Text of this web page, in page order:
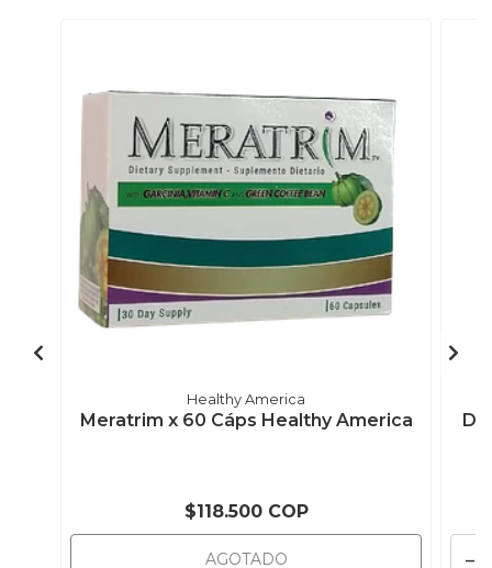
Healthy America
Meratrim x 60 Cáps Healthy America
$118.500 COP
AGOTADO -